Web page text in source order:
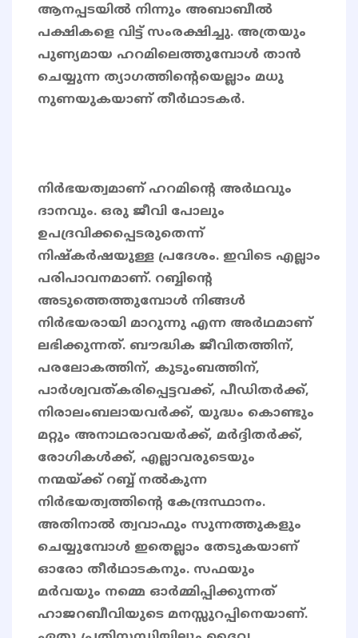
ആനപ്പടയിൽ നിന്നും അബാബീൽ
പക്ഷികളെ വിട്ട് സംരക്ഷിച്ചു. അത്രയും
പുണ്യമായ ഹറമിലെത്തുമ്പോൾ താൻ
ചെയ്യുന്ന ത്യാഗത്തിന്റെയെല്ലാം മധു
നുണയുകയാണ് തീർഥാടകർ.
നിർഭയത്വമാണ് ഹറമിന്‍റെ അർഥവും
ദാനവും. ഒരു ജീവി പോലും
ഉപദ്രവിക്കപ്പെടരുതെന്ന്
നിഷ്കർഷയുള്ള പ്രദേശം. ഇവിടെ എല്ലാം
പരിപാവനമാണ്. റബ്ബിന്റെ
അടുത്തെത്തുമ്പോൾ നിങ്ങൾ
നിർഭയരായി മാറുന്നു എന്ന അർഥമാണ്
ലഭിക്കുന്നത്. ബൗദ്ധിക ജീവിതത്തിന്,
പരലോകത്തിന്, കുടുംബത്തിന്,
പാർശ്വവത്കരിപ്പെട്ടവക്ക്, പീഡിതർക്ക്,
നിരാലംബലായവർക്ക്, യുദ്ധം കൊണ്ടും
മറ്റും അനാഥരാവയർക്ക്, മർദ്ദിതർക്ക്,
രോഗികൾക്ക്, എല്ലാവരുടെയും
നന്മയ്ക്ക് റബ്ബ് നൽകുന്ന
നിർഭയത്വത്തിന്റെ കേന്ദ്രസ്ഥാനം.
അതിനാൽ ത്വവാഫും സുന്നത്തുകളും
ചെയ്യുമ്പോൾ ഇതെല്ലാം തേടുകയാണ്
ഓരോ തീർഥാടകനും. സഫയും
മർവയും നമ്മെ ഓർമ്മിപ്പിക്കുന്നത്
ഹാജറബീവിയുടെ മനസ്സുറപ്പിനെയാണ്.